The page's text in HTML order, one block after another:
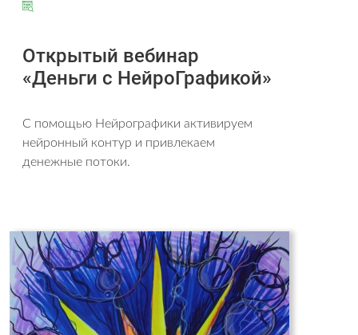
Открытый вебинар
«Деньги с НейроГрафикой»
С помощью Нейрографики активируем
нейронный контур и привлекаем
денежные потоки.